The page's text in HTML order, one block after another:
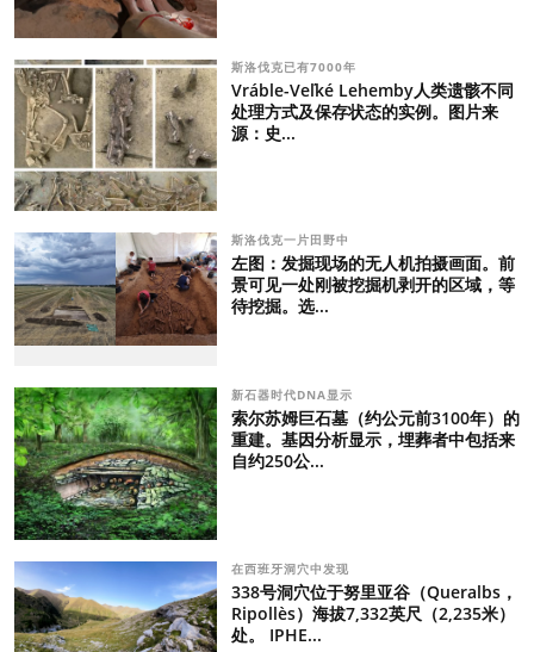
斯洛伐克已有7000年
Vráble-Veľké Lehemby人类遗骸不同
处理方式及保存状态的实例。图片来
源：史...
斯洛伐克一片田野中
左图：发掘现场的无人机拍摄画面。前
景可见一处刚被挖掘机剥开的区域，等
待挖掘。选...
新石器时代DNA显示
索尔苏姆巨石墓（约公元前3100年）的
重建。基因分析显示，埋葬者中包括来
自约250公...
在西班牙洞穴中发现
338号洞穴位于努里亚谷（Queralbs，
Ripollès）海拔7,332英尺（2,235米）
处。 IPHE...